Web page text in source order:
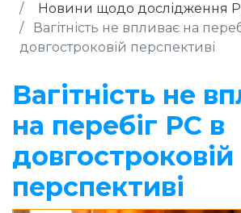
Новини щодо дослідження
Вагітність не впливає на
довгостроковій перспективі
Вагітність не
на перебіг РС в
довгостроковій
перспективі